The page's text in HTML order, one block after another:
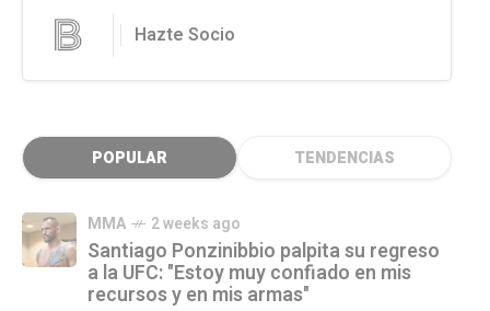
Hazte Socio
POPULAR TENDENCIAS
MMA 2 weeks ago
Santiago Ponzinibbio palpita su regreso
a la UFC: "Estoy muy confiado en mis
recursos y en mis armas"